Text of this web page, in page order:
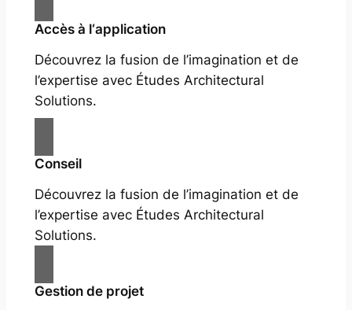
Accès à l‘application
Découvrez la fusion de l’imagination et de
l’expertise avec Études Architectural
Solutions.
Conseil
Découvrez la fusion de l’imagination et de
l’expertise avec Études Architectural
Solutions.
Gestion de projet